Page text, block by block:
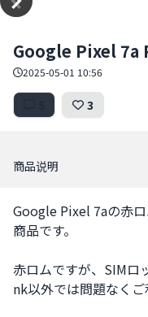
Google Pixel 7a
2025-05-01 10:56
3
商品说明
Google Pixel 7aの赤
商品です。
赤ロムですが、SIMロ
nk以外では問題なくご